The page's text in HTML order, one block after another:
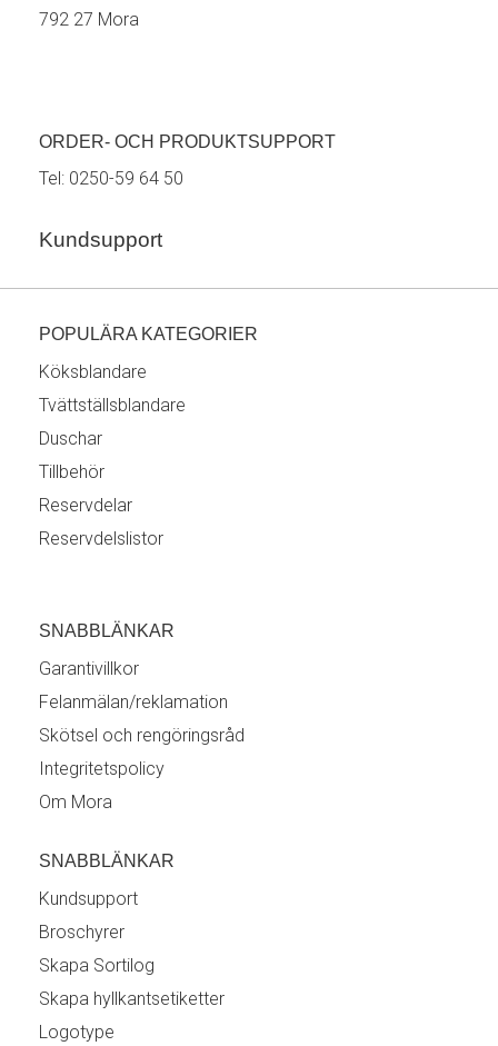
792 27 Mora
ORDER- OCH PRODUKTSUPPORT
Tel: 0250-59 64 50
Kundsupport
POPULÄRA KATEGORIER
Köksblandare
Tvättställsblandare
Duschar
Tillbehör
Reservdelar
Reservdelslistor
SNABBLÄNKAR
Garantivillkor
Felanmälan/reklamation
Skötsel och rengöringsråd
Integritetspolicy
Om Mora
SNABBLÄNKAR
Kundsupport
Broschyrer
Skapa Sortilog
Skapa hyllkantsetiketter
Logotype